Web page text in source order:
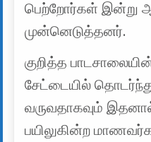
பெற்றோர்கள் இன்று
முன்னெடுத்தனர்.
குறித்த
சேட்டையில்
வருவதாகவும்
பயிலுகின்ற